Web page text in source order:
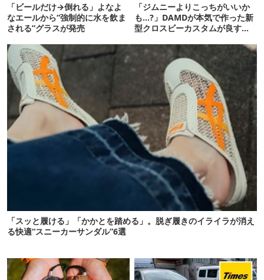
「ビールだけ→倒れる」よなよ
なエールから“強制的に水を飲ま
される”グラスが発売
「ジムニーよりこっちがいいか
も…?」DAMDが本気で作った新
型クロスビーカスタムが良すぎ
「スッと履ける」「かかとを踏める」。脱ぎ履きのイライラが消え
る快適“スニーカーサンダル”6選